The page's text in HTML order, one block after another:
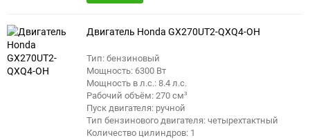
Двигатель Honda GX270UT2-QXQ4-OH
Тип: бензиновый
Мощность: 6300 Вт
Мощность в л.с.: 8.4 л.с.
Рабочий объём: 270 см³
Пуск двигателя: ручной
Тип бензинового двигателя: четырехтактный
Количество цилиндров: 1